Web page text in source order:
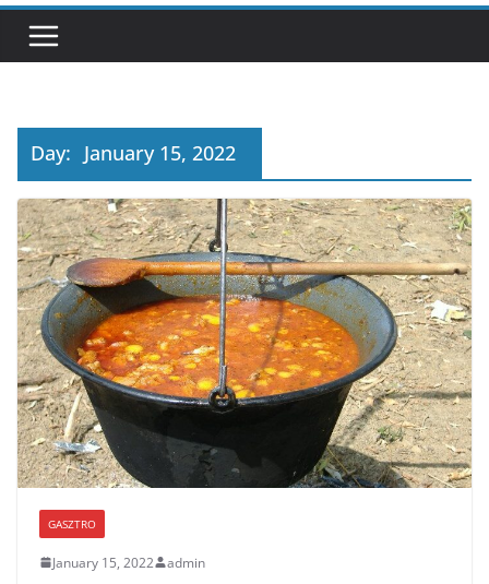
Day: January 15, 2022
GASZTRO
January 15, 2022 admin